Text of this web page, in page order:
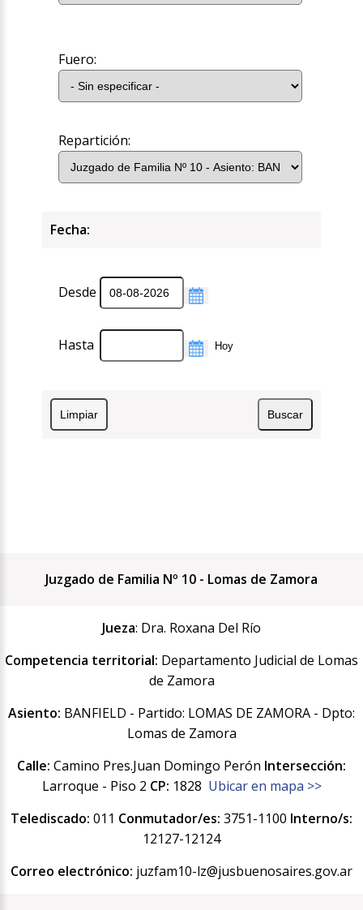
Fuero:
Repartición:
Fecha:
Desde
Hasta
Juzgado de Familia Nº 10 - Lomas de Zamora
Jueza: Dra. Roxana Del Río
Competencia territorial: Departamento Judicial de Lomas
de Zamora
Asiento: BANFIELD - Partido: LOMAS DE ZAMORA - Dpto:
Lomas de Zamora
Calle: Camino Pres.Juan Domingo Perón Intersección:
Larroque - Piso 2 CP: 1828 Ubicar en mapa >>
Telediscado: 011 Conmutador/es: 3751-1100 Interno/s:
12127-12124
Correo electrónico: juzfam10-lz@jusbuenosaires.gov.ar